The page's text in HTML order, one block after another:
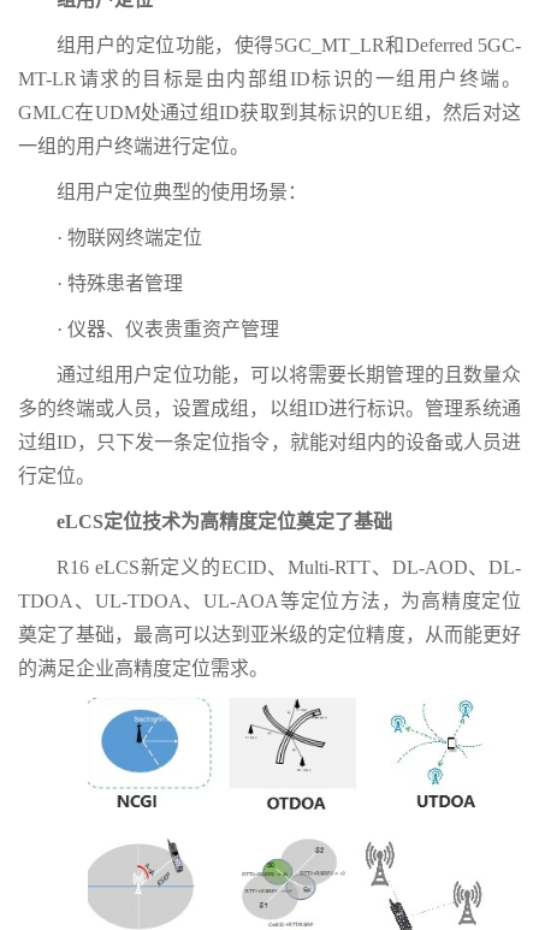
组用户的定位功能，使得5GC_MT_LR和Deferred 5GC-
MT-LR请求的目标是由内部组ID标识的一组用户终端。
GMLC在UDM处通过组ID获取到其标识的UE组，然后对这
一组的用户终端进行定位。
组用户定位典型的使用场景：
· 物联网终端定位
· 特殊患者管理
· 仪器、仪表贵重资产管理
通过组用户定位功能，可以将需要长期管理的且数量众
多的终端或人员，设置成组，以组ID进行标识。管理系统通
过组ID，只下发一条定位指令，就能对组内的设备或人员进
行定位。
eLCS定位技术为高精度定位奠定了基础
R16 eLCS新定义的ECID、Multi-RTT、DL-AOD、DL-
TDOA、UL-TDOA、UL-AOA等定位方法，为高精度定位
奠定了基础，最高可以达到亚米级的定位精度，从而能更好
的满足企业高精度定位需求。